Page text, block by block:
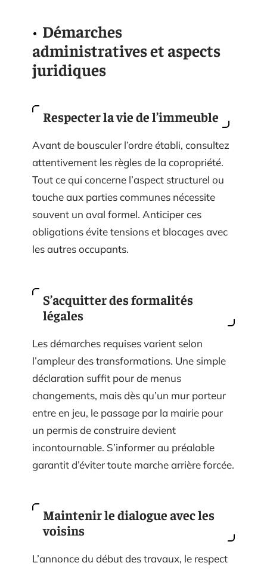
Démarches
administratives et aspects
juridiques
Respecter la vie de l’immeuble
Avant de bousculer l’ordre établi, consultez
attentivement les règles de la copropriété.
Tout ce qui concerne l’aspect structurel ou
touche aux parties communes nécessite
souvent un aval formel. Anticiper ces
obligations évite tensions et blocages avec
les autres occupants.
S’acquitter des formalités
légales
Les démarches requises varient selon
l’ampleur des transformations. Une simple
déclaration suffit pour de menus
changements, mais dès qu’un mur porteur
entre en jeu, le passage par la mairie pour
un permis de construire devient
incontournable. S’informer au préalable
garantit d’éviter toute marche arrière forcée.
Maintenir le dialogue avec les
voisins
L’annonce du début des travaux, le respect